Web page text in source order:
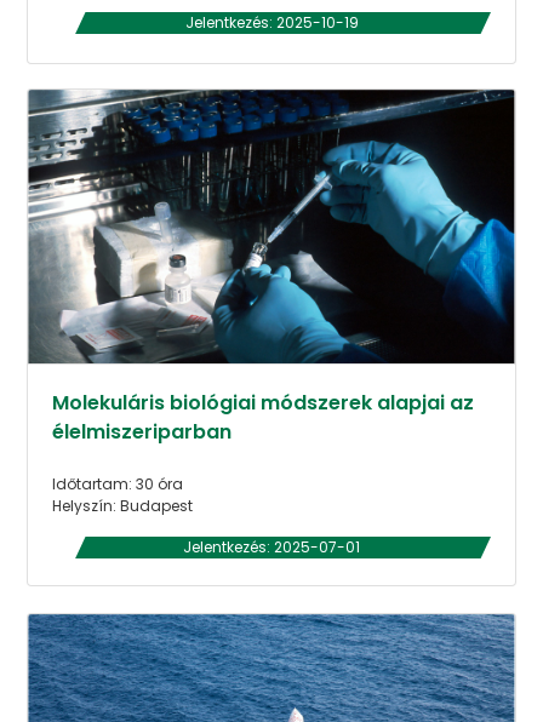
Jelentkezés: 2025-10-19
Molekuláris biológiai módszerek alapjai az
élelmiszeriparban
Időtartam: 30 óra
Helyszín: Budapest
Jelentkezés: 2025-07-01